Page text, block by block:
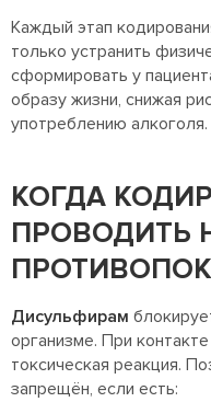
Каждый этап
только устранить
сформировать у
образу жизни, снижая
употреблению алкоголя.
КОГДА
ПРОВОДИТЬ
Дисульфирам
организме. При
токсическая реакция.
запрещён, если есть: